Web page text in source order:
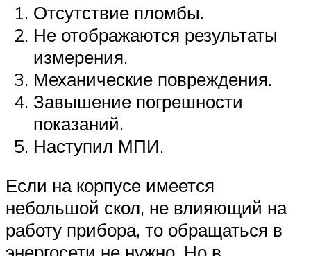
Отсутствие пломбы.
Не отображаются результаты
измерения.
Механические повреждения.
Завышение погрешности
показаний.
Наступил МПИ.
Если на корпусе имеется
небольшой скол, не влияющий на
работу прибора, то обращаться в